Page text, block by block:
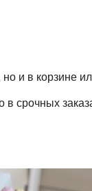
и в корзине
в срочных